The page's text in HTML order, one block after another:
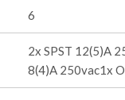
6
2x SPST 12(5)A
8(4)A 250vac1x